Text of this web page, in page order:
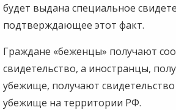
будет выдана специальное
подтверждающее этот факт.
Граждане «беженцы» получают
свидетельство, а иностранцы,
убежище, получают
убежище на территории РФ.